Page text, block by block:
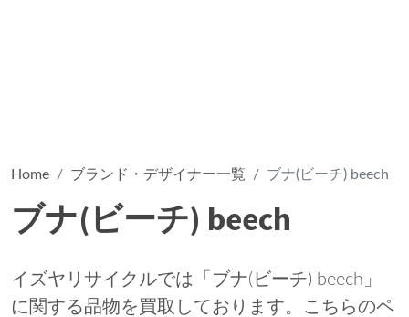
Home ブランド・デザイナー一覧 ブナ(ビーチ) beech
ブナ(ビーチ) beech
イズヤリサイクルでは「ブナ(ビーチ) beech」
に関する品物を買取しております。こちらのペ